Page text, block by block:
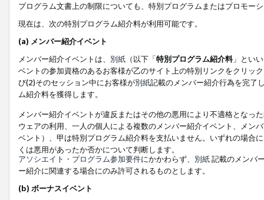
プログラム文書上の制限についても、特別プログラムまたはプロモー
現在は、次の特別プログラム紹介料が利用可能です。
(a) メンバー紹介イベント
メンバー紹介イベントは、 別紙 （以下「特別プログラム紹介料」とい
ベントの参加資格のあるお客様が乙のサイト上の特別リンクをクリッ
び(2)そのセッション中にお客様が別紙記載のメンバー紹介行為を完了
ム紹介料を獲得します。
メンバー紹介イベントが違反またはその他の悪用により不適格となっ
ウェアの利用、一人の個人による複数のメンバー紹介イベント、メン
ベント）、甲は特別プログラム紹介料を支払いません。いずれの場合
くは悪用があったか否かについて判断します。
アソシエイト・プログラム参加要件にかかわらず、 別紙記載のメンバ
ー紹介に関連する場合にのみ許可されるものとします。
(b) ボーナスイベント